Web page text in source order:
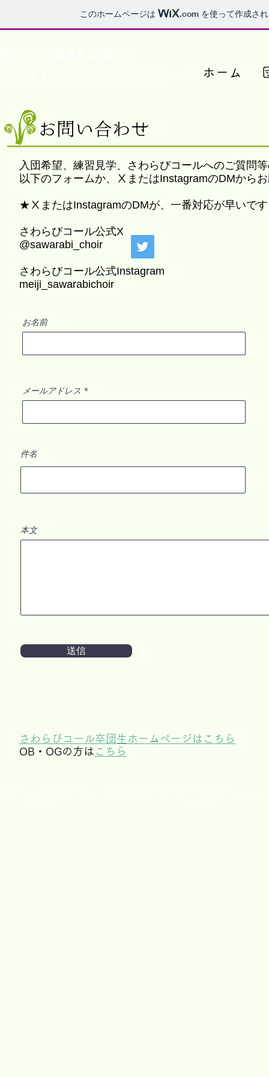
このホームページは .com を使って作成さ
ホーム
お問い合わせ
入団希望、練習見学、さわらびコールへのご質問
以下のフォームか、ⅩまたはInstagramのDMから
★ ⅩまたはInstagramのDMが、一番対応が早いで
さわらびコール公式X
@sawarabi_choir
さわらびコール公式Instagram
meiji_sawarabichoir
さわらびコール卒団生ホームページ​はこちら
OB・OGの方は こちら
お名前
メールアドレス
件名
本文
送信